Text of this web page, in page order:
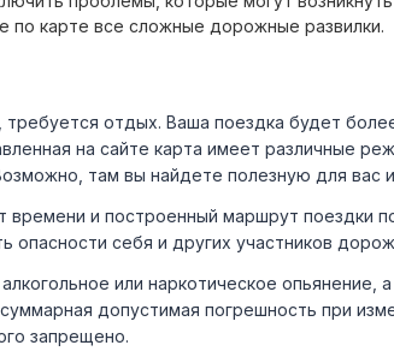
по карте все сложные дорожные развилки.
отдых. Ваша поездка будет
на сайте карта имеет различные
там вы найдете полезную для вас
и построенный маршрут поездки
себя и других участников
или наркотическое
допустимая погрешность при
запрещено.